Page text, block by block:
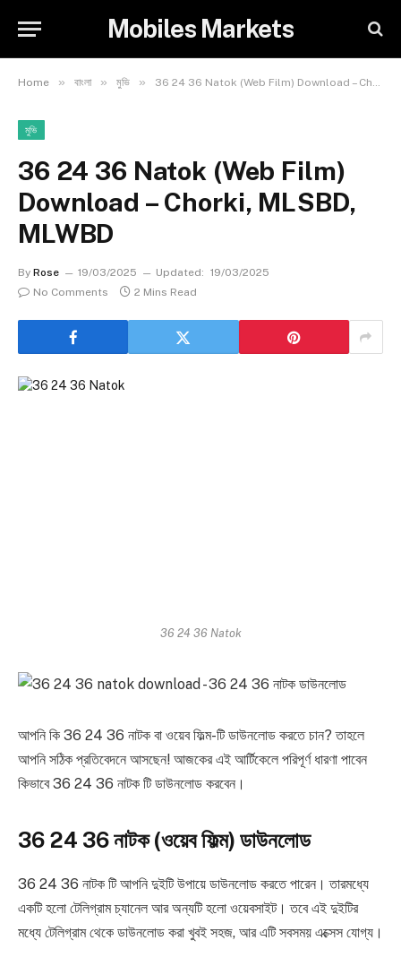
Mobiles Markets
Home » বাংলা » মুভি » 36 24 36 Natok (Web Film) Download – Chorki, MLSBD, MLWBD
মুভি
36 24 36 Natok (Web Film)
Download – Chorki, MLSBD,
MLWBD
By Rose 19/03/2025 Updated: 19/03/2025
No Comments
2 Mins Read
36 24 36 Natok
আপনি কি 36 24 36 নাটক বা ওয়েব ফিল্ম-টি ডাউনলোড করতে চান? তাহলে
আপনি সঠিক প্রতিবেদনে আসছেন! আজকের এই আর্টিকেলে পরিপূর্ণ ধারণা পাবেন
কিভাবে 36 24 36 নাটক টি ডাউনলোড করবেন।
36 24 36 নাটক (ওয়েব ফিল্ম) ডাউনলোড
36 24 36 নাটক টি আপনি দুইটি উপায়ে ডাউনলোড করতে পারেন। তারমধ্যে
একটি হলো টেলিগ্রাম চ্যানেল আর অন্যটি হলো ওয়েবসাইট। তবে এই দুইটির
মধ্যে টেলিগ্রাম থেকে ডাউনলোড করা খুবই সহজ, আর এটি সবসময় এক্সেস যোগ্য।